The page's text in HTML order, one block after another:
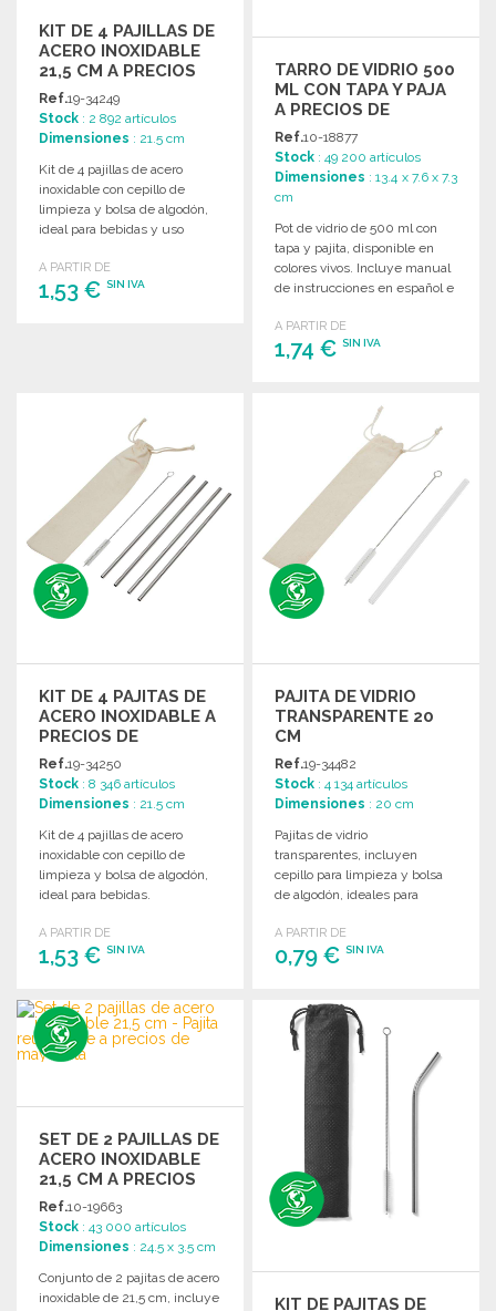
KIT DE 4 PAJILLAS DE
ACERO INOXIDABLE
21,5 CM A PRECIOS
DE MAYORISTA
Ref.19-34249
Stock : 2 892 artículos
Dimensiones : 21.5 cm
Kit de 4 pajillas de acero
inoxidable con cepillo de
limpieza y bolsa de algodón,
ideal para bebidas y uso
A PARTIR DE
1,53 € SIN IVA
TARRO DE VIDRIO 500
ML CON TAPA Y PAJA
A PRECIOS DE
MAYORISTA
Ref.10-18877
Stock : 49 200 artículos
Dimensiones : 13.4 x 7.6 x 7.3
cm
Pot de vidrio de 500 ml con
tapa y pajita, disponible en
colores vivos. Incluye manual
de instrucciones en español e
A PARTIR DE
1,74 €SIN IVA
Solicitar un presupuesto
KIT DE 4 PAJITAS DE
ACERO INOXIDABLE A
PRECIOS DE
MAYORISTA
Ref.19-34250
Stock : 8 346 artículos
Dimensiones : 21.5 cm
Kit de 4 pajillas de acero
inoxidable con cepillo de
limpieza y bolsa de algodón,
ideal para bebidas.
A PARTIR DE
1,53 € SIN IVA
PEDIR
Solicitar un presupuesto
PAJITA DE VIDRIO
TRANSPARENTE 20
CM
Ref.19-34482
Stock : 4 134 artículos
Dimensiones : 20 cm
Pajitas de vidrio
transparentes, incluyen
cepillo para limpieza y bolsa
de algodón, ideales para
unidades.
A PARTIR DE
0,79 €SIN IVA
PEDIR
Solicitar un presupuesto
SET DE 2 PAJILLAS DE
ACERO INOXIDABLE
21,5 CM A PRECIOS
DE MAYORISTA
Ref.10-19663
Stock : 43 000 artículos
Dimensiones : 24.5 x 3.5 cm
Conjunto de 2 pajitas de acero
inoxidable de 21,5 cm, incluye
KIT DE PAJITAS DE